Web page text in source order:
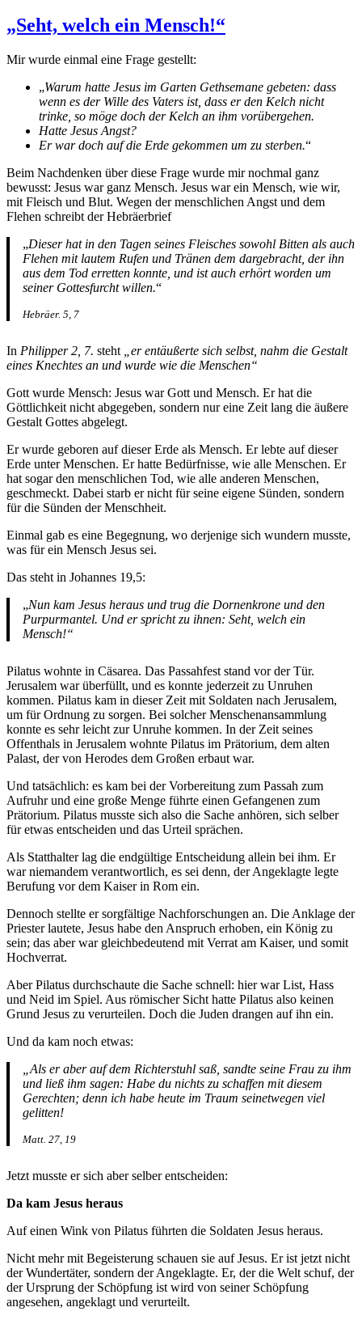
„Seht, welch ein Mensch!“
Mir wurde einmal eine Frage gestellt:
„Warum hatte Jesus im Garten Gethsemane gebeten: dass
wenn es der Wille des Vaters ist, dass er den Kelch nicht
trinke, so möge doch der Kelch an ihm vorübergehen.
Hatte Jesus Angst?
Er war doch auf die Erde gekommen um zu sterben.“
Beim Nachdenken über diese Frage wurde mir nochmal ganz
bewusst: Jesus war ganz Mensch. Jesus war ein Mensch, wie wir,
mit Fleisch und Blut. Wegen der menschlichen Angst und dem
Flehen schreibt der Hebräerbrief
„Dieser hat in den Tagen seines Fleisches sowohl Bitten als auch
Flehen mit lautem Rufen und Tränen dem dargebracht, der ihn
aus dem Tod erretten konnte, und ist auch erhört worden um
seiner Gottesfurcht willen.“
Hebräer. 5, 7
In Philipper 2, 7. steht
„er entäußerte sich selbst, nahm die Gestalt
eines Knechtes an und wurde wie die Menschen“
Gott wurde Mensch: Jesus war Gott und Mensch. Er hat die
Göttlichkeit nicht abgegeben, sondern nur eine Zeit lang die äußere
Gestalt Gottes abgelegt.
Er wurde geboren auf dieser Erde als Mensch. Er lebte auf dieser
Erde unter Menschen. Er hatte Bedürfnisse, wie alle Menschen. Er
hat sogar den menschlichen Tod, wie alle anderen Menschen,
geschmeckt. Dabei starb er nicht für seine eigene Sünden, sondern
für die Sünden der Menschheit.
Einmal gab es eine Begegnung, wo derjenige sich wundern musste,
was für ein Mensch Jesus sei.
Das steht in Johannes 19,5:
„Nun kam Jesus heraus und trug die Dornenkrone und den
Purpurmantel. Und er spricht zu ihnen: Seht, welch ein
Mensch!“
Pilatus wohnte in Cäsarea. Das Passahfest stand vor der Tür.
Jerusalem war überfüllt, und es konnte jederzeit zu Unruhen
kommen. Pilatus kam in dieser Zeit mit Soldaten nach Jerusalem,
um für Ordnung zu sorgen. Bei solcher Menschenansammlung
konnte es sehr leicht zur Unruhe kommen. In der Zeit seines
Offenthals in Jerusalem wohnte Pilatus im Prätorium, dem alten
Palast, der von Herodes dem Großen erbaut war.
Und tatsächlich: es kam bei der Vorbereitung zum Passah zum
Aufruhr und eine große Menge führte einen Gefangenen zum
Prätorium. Pilatus musste sich also die Sache anhören, sich selber
für etwas entscheiden und das Urteil sprächen.
Als Statthalter lag die endgültige Entscheidung allein bei ihm. Er
war niemandem verantwortlich, es sei denn, der Angeklagte legte
Berufung vor dem Kaiser in Rom ein.
Dennoch stellte er sorgfältige Nachforschungen an. Die Anklage der
Priester lautete, Jesus habe den Anspruch erhoben, ein König zu
sein; das aber war gleichbedeutend mit Verrat am Kaiser, und somit
Hochverrat.
Aber Pilatus durchschaute die Sache schnell: hier war List, Hass
und Neid im Spiel. Aus römischer Sicht hatte Pilatus also keinen
Grund Jesus zu verurteilen. Doch die Juden drangen auf ihn ein.
Und da kam noch etwas:
„Als er aber auf dem Richterstuhl saß, sandte seine Frau zu ihm
und ließ ihm sagen: Habe du nichts zu schaffen mit diesem
Gerechten; denn ich habe heute im Traum seinetwegen viel
gelitten!
Matt. 27, 19
Jetzt musste er sich aber selber entscheiden:
Da kam Jesus heraus
Auf einen Wink von Pilatus führten die Soldaten Jesus heraus.
Nicht mehr mit Begeisterung schauen sie auf Jesus. Er ist jetzt nicht
der Wundertäter, sondern der Angeklagte. Er, der die Welt schuf, der
der Ursprung der Schöpfung ist wird von seiner Schöpfung
angesehen, angeklagt und verurteilt.